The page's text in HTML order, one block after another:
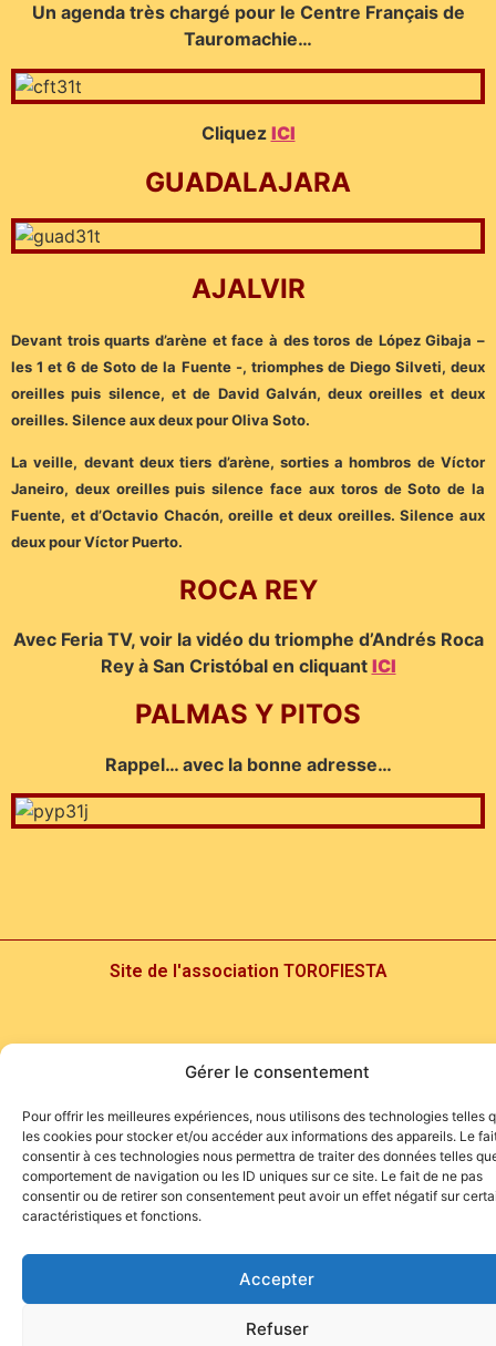
Gérer le consentement
Pour offrir les meilleures expériences, nous utilisons des technologies telles
les cookies pour stocker et/ou accéder aux informations des appareils. Le
consentir à ces technologies nous permettra de traiter des données telles
comportement de navigation ou les ID uniques sur ce site. Le fait de ne pas
consentir ou de retirer son consentement peut avoir un effet négatif sur
caractéristiques et fonctions.
Accepter
Refuser
Un agenda très chargé pour le Centre Français de
Tauromachie…
Cliquez ICI
GUADALAJARA
AJALVIR
Devant trois quarts d’arène et face à des toros de López Gibaja –
les 1 et 6 de Soto de la Fuente -, triomphes de Diego Silveti, deux
oreilles puis silence, et de David Galván, deux oreilles et deux
oreilles. Silence aux deux pour Oliva Soto.
La veille, devant deux tiers d’arène, sorties a hombros de Víctor
Janeiro, deux oreilles puis silence face aux toros de Soto de la
Fuente, et d’Octavio Chacón, oreille et deux oreilles. Silence aux
deux pour Víctor Puerto.
ROCA REY
Avec Feria TV, voir la vidéo du triomphe d’Andrés Roca
Rey à San Cristóbal en cliquant ICI
PALMAS Y PITOS
Rappel… avec la bonne adresse…
Site de l'association TOROFIESTA